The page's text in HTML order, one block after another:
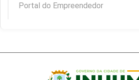
Portal do Empreendedor